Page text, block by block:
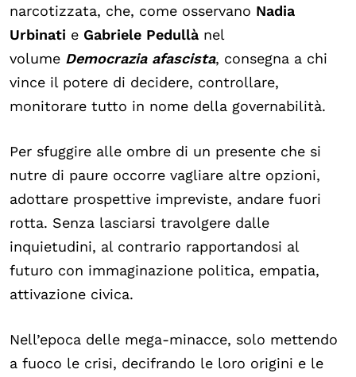
narcotizzata, che, come osservano Nadia
Urbinati e Gabriele Pedullà nel
volume Democrazia afascista, consegna a chi
vince il potere di decidere, controllare,
monitorare tutto in nome della governabilità.
Per sfuggire alle ombre di un presente che si
nutre di paure occorre vagliare altre opzioni,
adottare prospettive impreviste, andare fuori
rotta. Senza lasciarsi travolgere dalle
inquietudini, al contrario rapportandosi al
futuro con immaginazione politica, empatia,
attivazione civica.
Nell’epoca delle mega-minacce, solo mettendo
a fuoco le crisi, decifrando le loro origini e le